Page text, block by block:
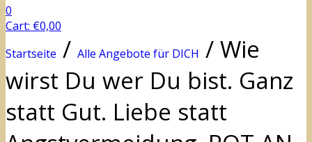
0
Cart: €0,00
Startseite / Alle Angebote für DICH / Wie
wirst Du wer Du bist. Ganz
statt Gut. Liebe statt